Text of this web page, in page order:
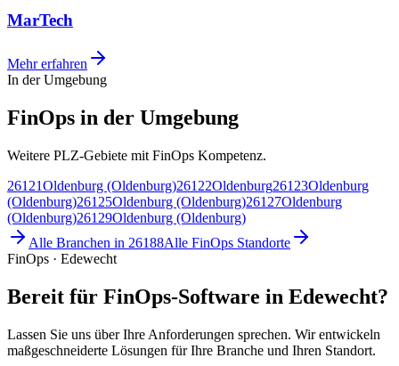
MarTech
Mehr erfahren
In der Umgebung
FinOps in der Umgebung
Weitere PLZ-Gebiete mit FinOps Kompetenz.
26121Oldenburg (Oldenburg)26122Oldenburg26123Oldenburg
(Oldenburg)26125Oldenburg (Oldenburg)26127Oldenburg
(Oldenburg)26129Oldenburg (Oldenburg)
Alle Branchen in 26188Alle FinOps Standorte
FinOps · Edewecht
Bereit für FinOps-Software in Edewecht?
Lassen Sie uns über Ihre Anforderungen sprechen. Wir entwickeln
maßgeschneiderte Lösungen für Ihre Branche und Ihren Standort.